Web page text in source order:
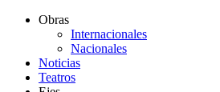
Obras
Internacionales
Nacionales
Noticias
Teatros